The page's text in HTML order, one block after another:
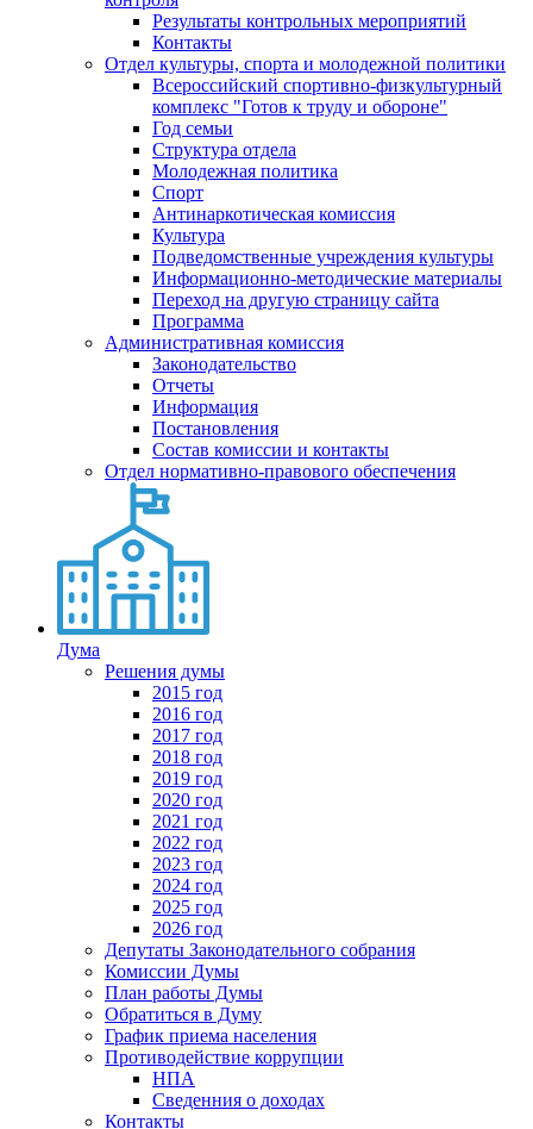
Результаты контрольных мероприятий
Контакты
Отдел культуры, спорта и молодежной политики
Всероссийский спортивно-физкультурный
комплекс "Готов к труду и обороне"
Год семьи
Структура отдела
Молодежная политика
Спорт
Антинаркотическая комиссия
Культура
Подведомственные учреждения культуры
Информационно-методические материалы
Переход на другую страницу сайта
Программа
Административная комиссия
Законодательство
Отчеты
Информация
Постановления
Состав комиссии и контакты
Отдел нормативно-правового обеспечения
Дума
Решения думы
2015 год
2016 год
2017 год
2018 год
2019 год
2020 год
2021 год
2022 год
2023 год
2024 год
2025 год
2026 год
Депутаты Законодательного собрания
Комиссии Думы
План работы Думы
Обратиться в Думу
График приема населения
Противодействие коррупции
НПА
Сведенния о доходах
Контакты